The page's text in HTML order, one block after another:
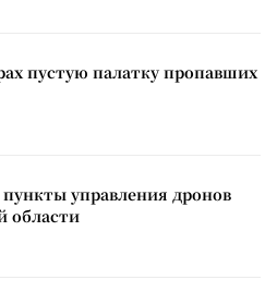
пустую палатку пропавших
управления дронов
области